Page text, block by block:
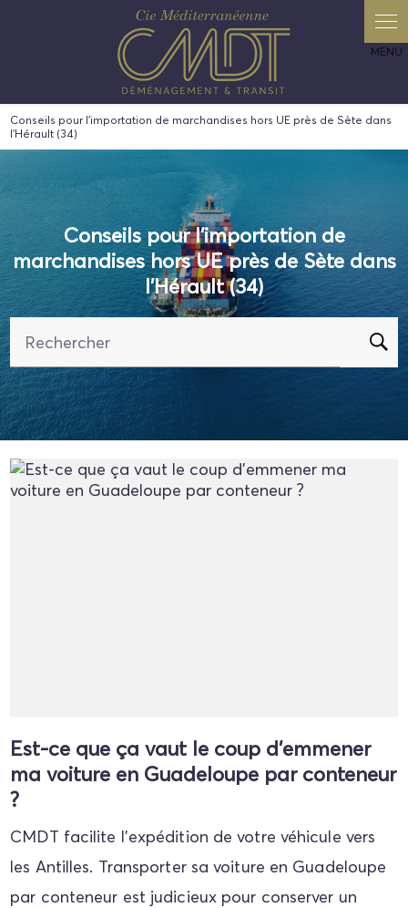
Conseils pour l'importation de marchandises hors UE près de Sète dans
l'Hérault (34)
Conseils pour l'importation de
marchandises hors UE près de Sète dans
l'Hérault (34)
Rechercher
Est-ce que ça vaut le coup d'emmener
ma voiture en Guadeloupe par conteneur
?
CMDT facilite l'expédition de votre véhicule vers
les Antilles. Transporter sa voiture en Guadeloupe
par conteneur est judicieux pour conserver un
Panneau de gestion des cookies